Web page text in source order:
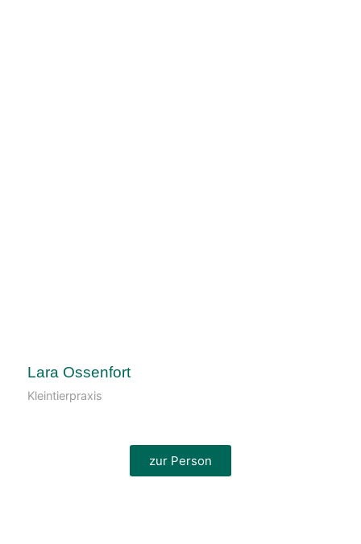
Lara Ossenfort
Kleintierpraxis
zur Person